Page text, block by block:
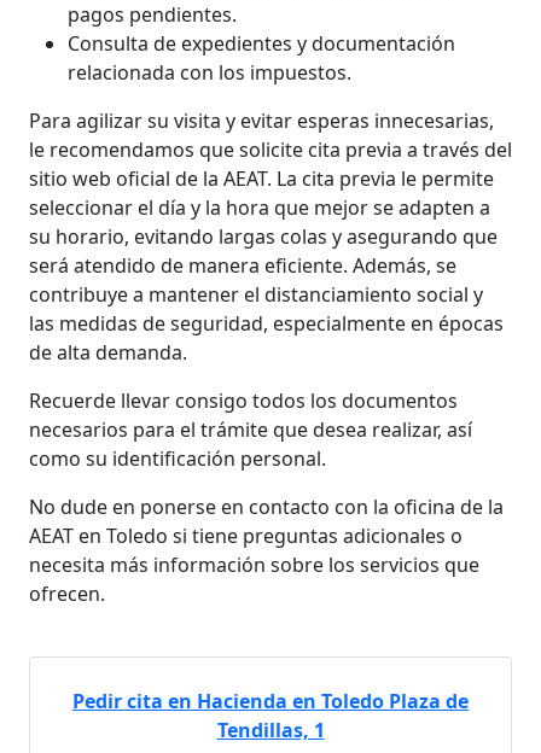
pagos pendientes.
Consulta de expedientes y documentación
relacionada con los impuestos.
Para agilizar su visita y evitar esperas innecesarias,
le recomendamos que solicite cita previa a través del
sitio web oficial de la AEAT. La cita previa le permite
seleccionar el día y la hora que mejor se adapten a
su horario, evitando largas colas y asegurando que
será atendido de manera eficiente. Además, se
contribuye a mantener el distanciamiento social y
las medidas de seguridad, especialmente en épocas
de alta demanda.
Recuerde llevar consigo todos los documentos
necesarios para el trámite que desea realizar, así
como su identificación personal.
No dude en ponerse en contacto con la oficina de la
AEAT en Toledo si tiene preguntas adicionales o
necesita más información sobre los servicios que
ofrecen.
Pedir cita en Hacienda en Toledo Plaza de
Tendillas, 1